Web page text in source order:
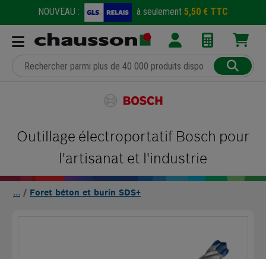
NOUVEAU : à seulement 5,50 € TTC
Outillage électroportatif Bosch pour
l'artisanat et l'industrie
Foret béton et burin SDS+